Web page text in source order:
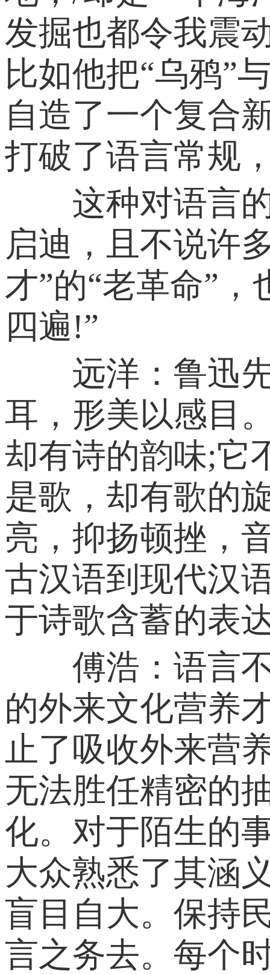
发掘也都令我震
比如他把“乌鸦”
自造了一个复合
打破了语言常规
这种对语言的
启迪，且不说许
才”的“老革命”
四遍!”
远洋：鲁迅先
耳，形美以感目
却有诗的韵味;它
是歌，却有歌的
亮，抑扬顿挫，
古汉语到现代汉
于诗歌含蓄的表
傅浩：语言不
的外来文化营养
止了吸收外来营
无法胜任精密的
化。对于陌生的
大众熟悉了其涵
盲目自大。保持
言之务去。每个